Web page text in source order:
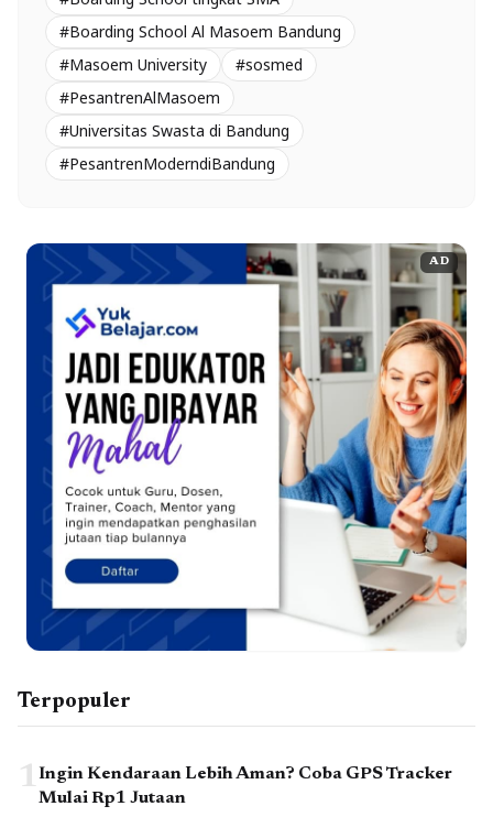
#Boarding School Al Masoem Bandung
#Masoem University
#sosmed
#PesantrenAlMasoem
#Universitas Swasta di Bandung
#PesantrenModerndiBandung
AD
Terpopuler
1Ingin Kendaraan Lebih Aman? Coba GPS Tracker
Mulai Rp1 Jutaan